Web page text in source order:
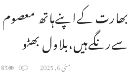
بھارت کےاپنےہاتھ
سےرنگےہیں،بلاول بھٹو
مئی 6, 2025 0